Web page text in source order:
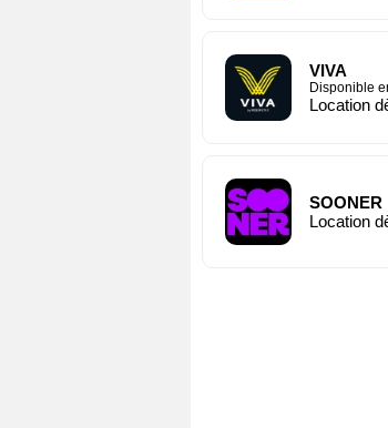
VIVA
Disponible
Location
SOONER
Location